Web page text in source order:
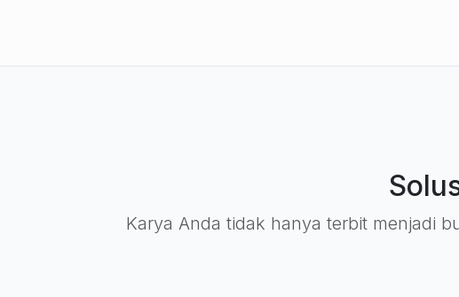
Karya Anda tidak hanya terbit menjadi